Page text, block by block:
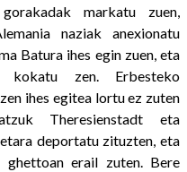
markatu zuen,
naziak anexionatu
Batura ihes egin zuen, eta
kokatu zen. Erbesteko
ihes egitea lortu ez zuten
Theresienstadt eta
deportatu zituzten, eta
erail zuten. Bere